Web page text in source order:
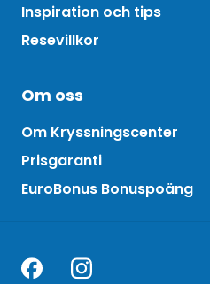
Inspiration och tips
Resevillkor
Om oss
Om Kryssningscenter
Prisgaranti
EuroBonus Bonuspoäng